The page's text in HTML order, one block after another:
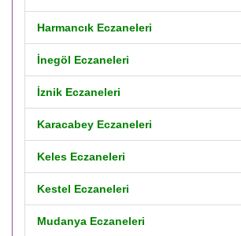
Harmancık Eczaneleri
İnegöl Eczaneleri
İznik Eczaneleri
Karacabey Eczaneleri
Keles Eczaneleri
Kestel Eczaneleri
Mudanya Eczaneleri